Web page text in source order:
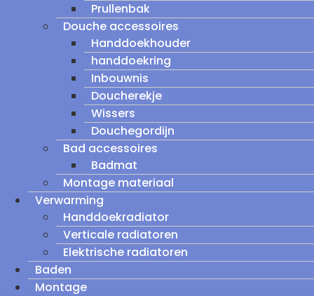
Prullenbak
Douche accessoires
Handdoekhouder
handdoekring
Inbouwnis
Doucherekje
Wissers
Douchegordijn
Bad accessoires
Badmat
Montage materiaal
Verwarming
Handdoekradiator
Verticale radiatoren
Elektrische radiatoren
Baden
Montage